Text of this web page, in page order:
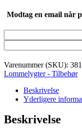
Modtag en email når
Varenummer (SKU):
Lommelygter - Tilbehør
Beskrivelse
Yderligere
Beskrivelse